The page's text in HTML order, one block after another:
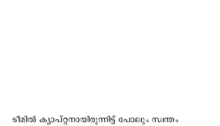
ടീമില്‍ ക്യാപ്റ്റനായിരുന്നിട്ട് പോലും സ്വന്തം